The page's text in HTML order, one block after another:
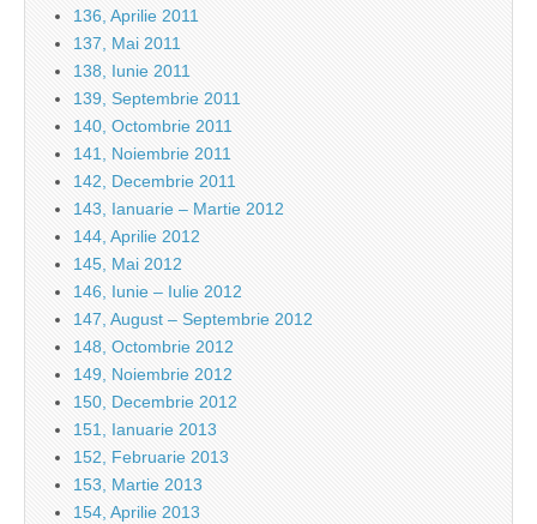
136, Aprilie 2011
137, Mai 2011
138, Iunie 2011
139, Septembrie 2011
140, Octombrie 2011
141, Noiembrie 2011
142, Decembrie 2011
143, Ianuarie – Martie 2012
144, Aprilie 2012
145, Mai 2012
146, Iunie – Iulie 2012
147, August – Septembrie 2012
148, Octombrie 2012
149, Noiembrie 2012
150, Decembrie 2012
151, Ianuarie 2013
152, Februarie 2013
153, Martie 2013
154, Aprilie 2013